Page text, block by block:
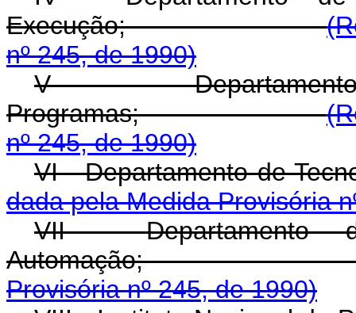
Execução;
nº 245, de 1990)
V -
Programas;
nº 245, de 1990)
VI -
dada pela Medida Provisória
VII - Departamento
Provisória nº 245, de 1990)